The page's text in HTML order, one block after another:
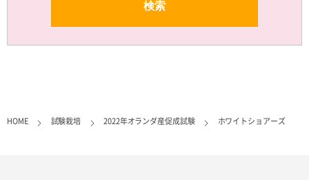
HOME 試験栽培 2022年オランダ産促成試験 ホワイトショアーズ